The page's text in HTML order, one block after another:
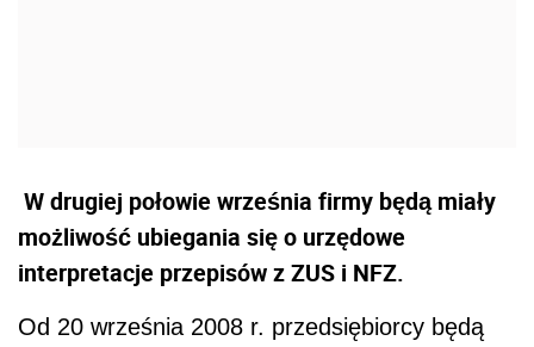
W drugiej połowie września firmy będą miały
możliwość ubiegania się o urzędowe
interpretacje przepisów z ZUS i NFZ.
Od 20 września 2008 r. przedsiębiorcy będą